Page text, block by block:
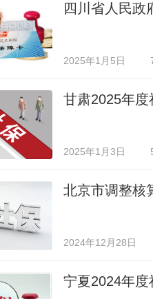
四川省人民政
2025年1月5日
甘肃2025年
2025年1月3日
北京市调整核
2024年12月28日
宁夏2024年